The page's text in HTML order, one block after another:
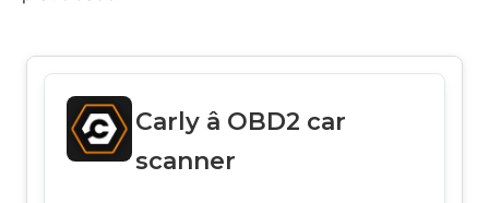
Carly â OBD2 car
scanner